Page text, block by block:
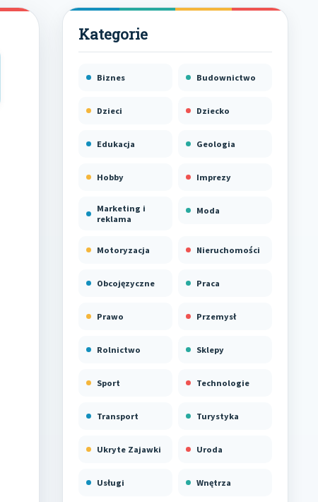
Biznes Budownictwo
Dzieci Dziecko
Edukacja Geologia
Hobby Imprezy
Marketing i
reklama
Moda
Motoryzacja Nieruchomości
Obcojęzyczne Praca
Prawo Przemysł
Rolnictwo Sklepy
Sport Technologie
Transport Turystyka
Ukryte Zajawki Uroda
Usługi Wnętrza